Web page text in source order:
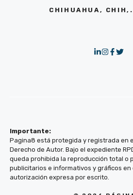
CHIHUAHUA, CHIH,.
Importante:
Pagina8 está protegida y registrada en
Derecho de Autor. Bajo el expediente
queda prohibida la reproducción total o
publicitarios e informativos y gráficos en
autorización expresa por escrito.